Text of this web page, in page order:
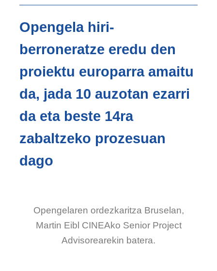
Opengela hiri-
berroneratze eredu den
proiektu europarra amaitu
da, jada 10 auzotan ezarri
da eta beste 14ra
zabaltzeko prozesuan
dago
Opengelaren ordezkaritza Bruselan,
Martin Eibl CINEAko Senior Project
Advisorearekin batera.